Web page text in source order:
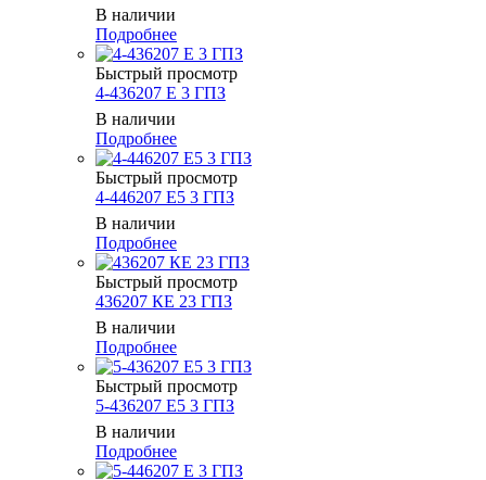
В наличии
Подробнее
Быстрый просмотр
4-436207 Е 3 ГПЗ
В наличии
Подробнее
Быстрый просмотр
4-446207 Е5 3 ГПЗ
В наличии
Подробнее
Быстрый просмотр
436207 КЕ 23 ГПЗ
В наличии
Подробнее
Быстрый просмотр
5-436207 Е5 3 ГПЗ
В наличии
Подробнее